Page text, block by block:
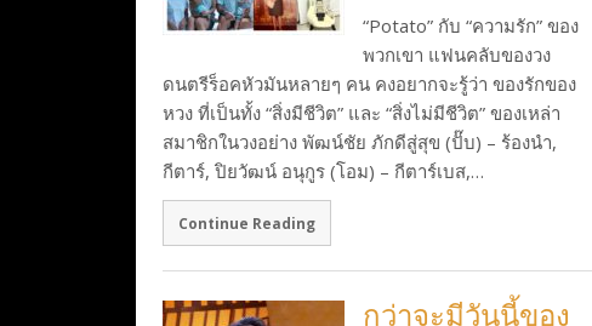
“Potato” กับ “ความรัก” ของ
พวกเขา แฟนคลับของวง
ดนตรีร็อคหัวมันหลายๆ คน คงอยากจะรู้ว่า ของรักของ
หวง ที่เป็นทั้ง “สิ่งมีชีวิต” และ “สิ่งไม่มีชีวิต” ของเหล่า
สมาชิกในวงอย่าง พัฒน์ชัย ภักดีสู่สุข (ปั๊บ) – ร้องนำ,
กีตาร์, ปิยวัฒน์ อนุกูร (โอม) – กีตาร์เบส,…
Continue Reading
กว่าจะมีวันนี้ของ